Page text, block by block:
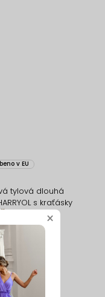
v EU
tylová dlouhá
s kraťásky
×